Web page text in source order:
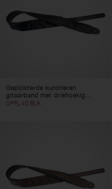
Gepolsterde kunstleren
gitaarband met driehoekig...
SPFL 40 BLK